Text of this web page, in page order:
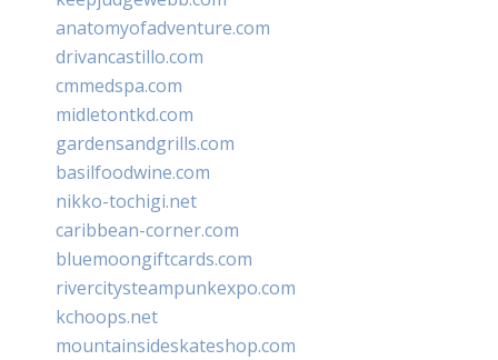
anatomyofadventure.com
drivancastillo.com
cmmedspa.com
midletontkd.com
gardensandgrills.com
basilfoodwine.com
nikko-tochigi.net
caribbean-corner.com
bluemoongiftcards.com
rivercitysteampunkexpo.com
kchoops.net
mountainsideskateshop.com